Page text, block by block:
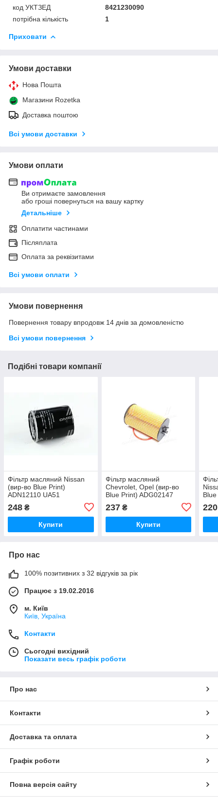
код УКТЗЕД
8421230090
потрібна кількість
1
Приховати
Умови доставки
Нова Пошта
Магазини Rozetka
Доставка поштою
Всі умови доставки
Умови оплати
Ви отримаєте замовлення
або гроші повернуться на вашу картку
Детальніше
Оплатити частинами
Післяплата
Оплата за реквізитами
Всі умови оплати
Умови повернення
Повернення товару впродовж 14 днів за домовленістю
Всі умови повернення
Подібні товари компанії
Фільтр масляний Nissan
(вир-во Blue Print)
ADN12110 UA51
248 ₴
Купити
Фільтр масляний
Chevrolet, Opel (вир-во
Blue Print) ADG02147
237₴
Купити
220
Про нас
100% позитивних з 32 відгуків за рік
Працює з 19.02.2016
м. Київ
Київ, Україна
Контакти
Сьогодні вихідний
Показати весь графік роботи
Про нас
Контакти
Доставка та оплата
Графік роботи
Повна версія сайту